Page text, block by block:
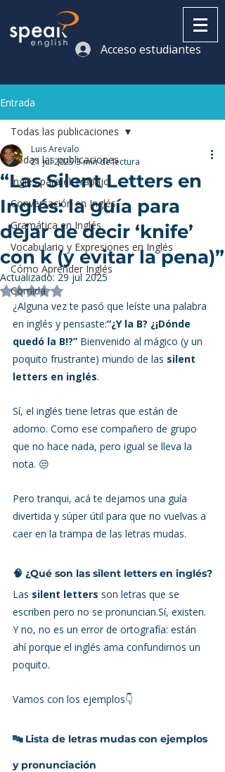
Acceso estudiantes
Entrada
Todas las publicaciones
Inglés para el Trabajo
Conversación en Inglés
Gramática en Inglés
Vocabulario y Expresiones en Inglés
Cómo Aprender Inglés
Comida
Todas las publicaciones
“Las Silent Letters en
Inglés: la guía para
dejar de decir ‘knife’
con k (y evitar la pena)”
Luis Arevalo
21 jul 20253 min de lectura
Actualizado: 29 jul 2025
Obtuvo NaN de 5 estrellas.
¿Alguna vez te pasó que leíste una palabra
en inglés y pensaste:“¿Y la B? ¿¡Dónde
quedó la B!?” Bienvenido al mágico (y un
poquito frustrante) mundo de las silent
letters en inglés.
Sí, el inglés tiene letras que están de
adorno. Como ese compañero de grupo
que no hace nada, pero igual se lleva la
nota. 😒
Pero tranqui, acá te dejamos una guía
divertida y súper útil para que no vuelvas a
caer en la trampa de las letras mudas.
🧠 ¿Qué son las silent letters en inglés?
Las silent letters son letras que se
escriben pero no se pronuncian.Sí, existen.
Y no, no es un error de ortografía: están
ahí porque el inglés ama confundirnos un
poquito.
Vamos con los ejemplos👇
🔤 Lista de letras mudas con ejemplos
y pronunciación